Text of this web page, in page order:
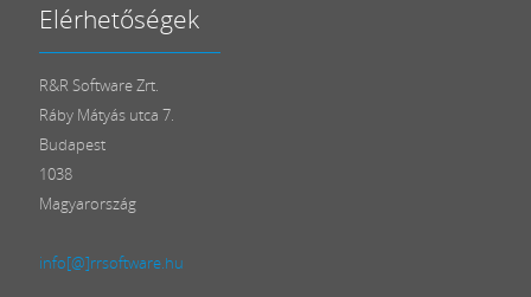
Elérhetőségek
R&R Software Zrt.
Ráby Mátyás utca 7.
Budapest
1038
Magyarország
info[@]rrsoftware.hu